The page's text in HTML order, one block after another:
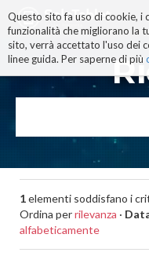
Questo sito fa uso di cookie, i
funzionalità che migliorano la
sito, verrà accettato l'uso dei
linee guida. Per saperne di più
ai
|
1elementi soddisfano i
Ordina perrilevanza ·
alfabeticamente